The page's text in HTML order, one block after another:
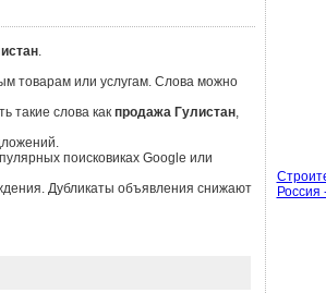
.
товарам или услугам. Слова можно
такие слова как продажа Гулистан,
поисковиках Google или
Дубликаты объявления снижают
Россия